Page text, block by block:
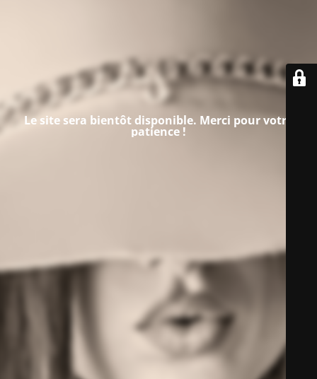
Le site sera bientôt disponible. Merci pour votre
patience !